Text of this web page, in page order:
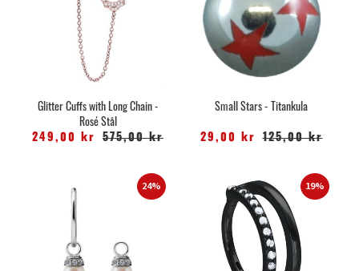
Glitter Cuffs with Long Chain -
Rosé Stål
249,00 kr 575,00 kr
Small Stars - Titankula
29,00 kr 125,00 kr
24% 19%